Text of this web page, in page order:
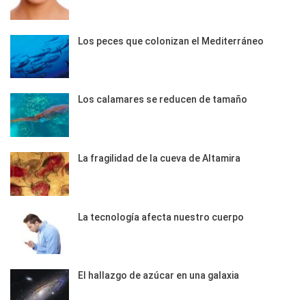
Los peces que colonizan el Mediterráneo
Los calamares se reducen de tamaño
La fragilidad de la cueva de Altamira
La tecnología afecta nuestro cuerpo
El hallazgo de azúcar en una galaxia